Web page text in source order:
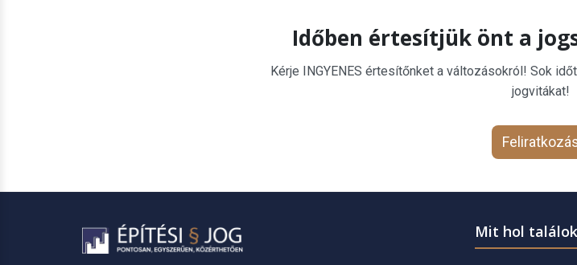
Időben értesítjük önt a
Kérje INGYENES értesítőnket a változásokról! Sok
jogvitákat!
Mit hol